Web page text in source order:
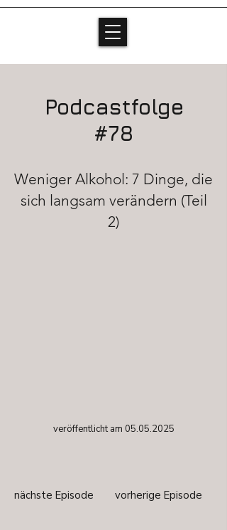
Podcastfolge
#78
Weniger Alkohol: 7 Dinge, die
sich langsam verändern (Teil
2)
veröffentlicht am 05.05.2025
nächste Episode vorherige Episode